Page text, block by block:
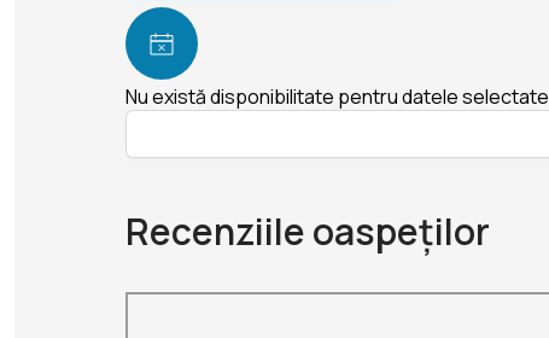
Nu există disponibilitate pentru datele selectate
Recenziile oaspeților